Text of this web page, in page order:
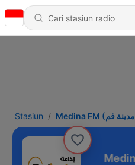
Stasiun
Medina FM (إذاعة مدينة فم)